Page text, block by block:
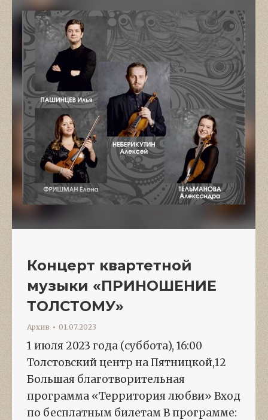
Концерт квартетной
музыки «ПРИНОШЕНИЕ
ТОЛСТОМУ»
Архив 01.07.2023
1 июля 2023 года (суббота), 16:00
Толстовский центр на Пятницкой,12
Большая благотворительная
программа «Территория любви» Вход
по бесплатным билетам В программе: